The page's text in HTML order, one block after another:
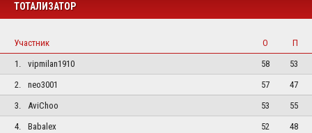
ТОТАЛИЗАТОР
Участник О
П
1.
vipmilan1910 58
53
2.
neo3001 57
47
3.
AviChoo 53
55
4.
Babalex 52
48